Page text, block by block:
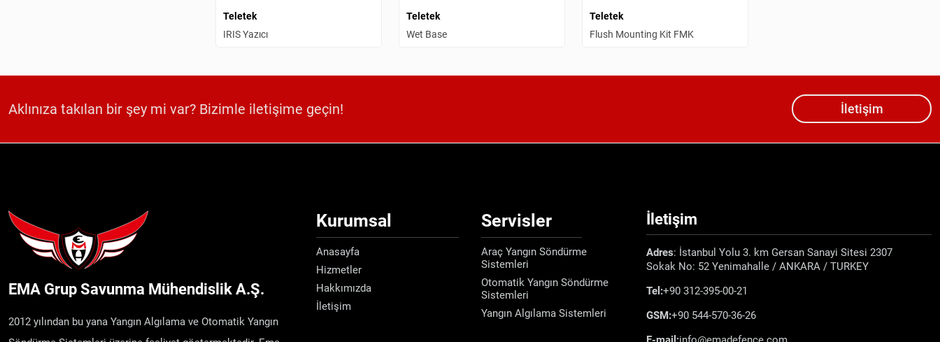
Teletek
IRIS Yazıcı
Teletek
Wet Base
Teletek
Flush Mounting Kit FMK
Aklınıza takılan bir şey mi var? Bizimle iletişime geçin! İletişim
EMA Grup Savunma Mühendislik A.Ş.
2012 yılından bu yana Yangın Algılama ve Otomatik Yangın
Kurumsal
Anasayfa
Hizmetler
Hakkımızda
İletişim
Servisler
Araç Yangın Söndürme
Sistemleri
Otomatik Yangın Söndürme
Sistemleri
Yangın Algılama Sistemleri
İletişim
Adres: İstanbul Yolu 3. km Gersan Sanayi Sitesi 2307
Sokak No: 52 Yenimahalle / ANKARA / TURKEY
Tel:+90 312-395-00-21
GSM:+90 544-570-36-26